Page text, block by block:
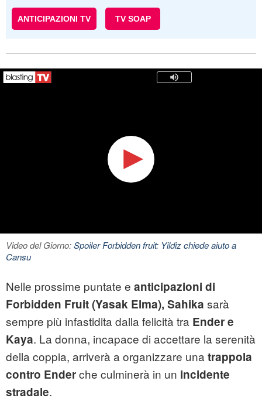
ANTICIPAZIONI TV TV SOAP
Video del Giorno:Spoiler Forbidden fruit: Yildiz chiede aiuto a
Cansu
Nelle prossime puntate e anticipazioni di
Forbidden Fruit (Yasak Elma), Sahika sarà
sempre più infastidita dalla felicità tra Ender e
Kaya. La donna, incapace di accettare la serenità
della coppia, arriverà a organizzare una trappola
contro Enderche culminerà in un incidente
stradale.